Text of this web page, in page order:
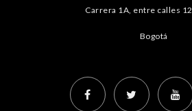
Carrera 1A, entre calles
Bogotá